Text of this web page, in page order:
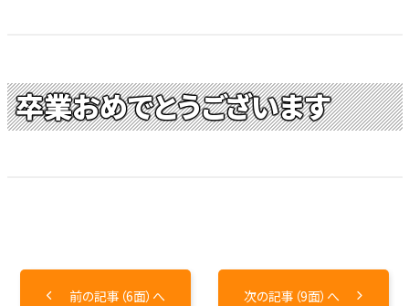
卒業おめでとうございます
前の記事（6面）へ 次の記事（9面）へ